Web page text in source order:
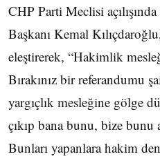
CHP Parti Meclisi
Başkanı Kemal
eleştirerek, “Hakimlik
Bırakınız bir referandumu
yargıçlık mesleğine gölge
çıkıp bana bunu, bize bunu
Bunları yapanlara hakim